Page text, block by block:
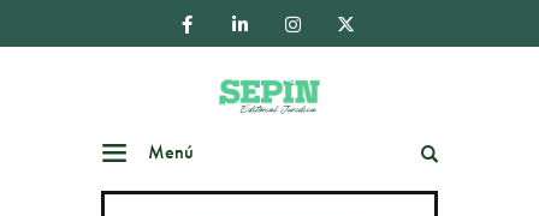
Menú